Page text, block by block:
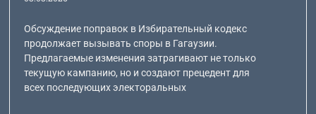
Обсуждение поправок в Избирательный кодекс
продолжает вызывать споры в Гагаузии.
Предлагаемые изменения затрагивают не только
текущую кампанию, но и создают прецедент для
всех последующих электоральных